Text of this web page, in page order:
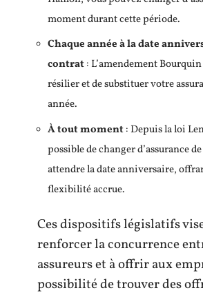
moment durant cette période.
Chaque année à la date
contrat: L’amendement
résilier et de substituer votre
année.
À tout moment: Depuis la loi
possible de changer d’assurance
attendre la date anniversaire,
flexibilité accrue.
Ces dispositifs législatifs
renforcer la concurrence
assureurs et à offrir aux
possibilité de trouver des